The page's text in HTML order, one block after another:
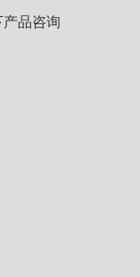
品咨询